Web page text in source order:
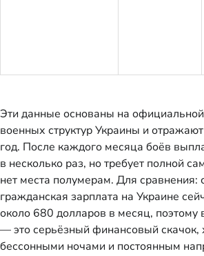
Эти данные основаны на
военных структур Украины и
год. После каждого месяца боёв
в несколько раз, но требует полной
нет места полумерам. Для сравнения:
гражданская зарплата на Украине
около 680 долларов в месяц, поэтому
— это серьёзный финансовый скачок,
бессонными ночами и постоянным